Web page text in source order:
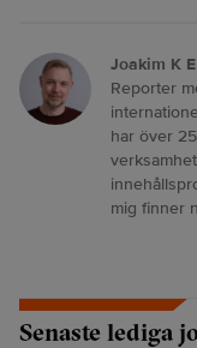
Joakim K
Reporter
har över
mig finner
Senaste lediga